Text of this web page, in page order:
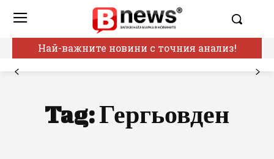
Най-важните новини с точния анализ!
Tag:Гергьовден